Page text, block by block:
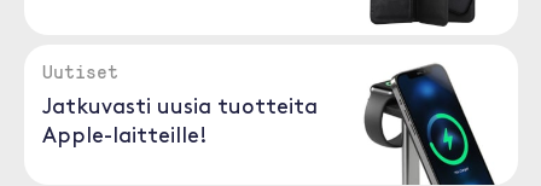
Uutiset
Jatkuvasti uusia tuotteita
Apple-laitteille!